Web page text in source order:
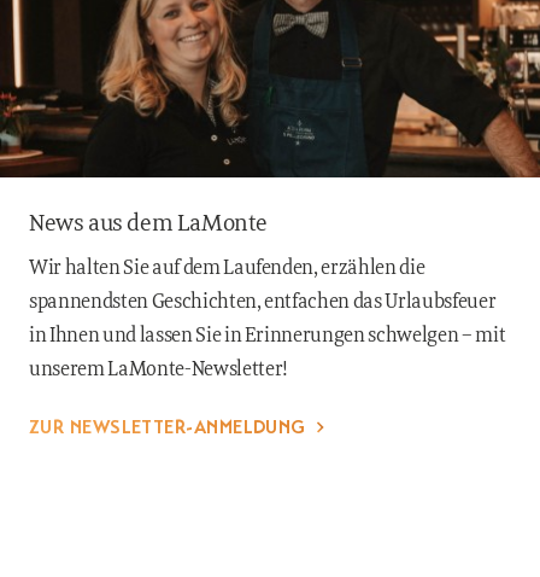
News aus dem LaMonte
Wir halten Sie auf dem Laufenden, erzählen die
spannendsten Geschichten, entfachen das Urlaubsfeuer
in Ihnen und lassen Sie in Erinnerungen schwelgen – mit
unserem LaMonte-Newsletter!
ZUR NEWSLETTER-ANMELDUNG